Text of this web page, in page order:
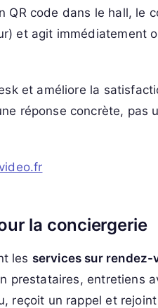
QR code dans le hall, le
et agit immédiatement
et améliore la
réponse concrète, pas
la conciergerie
les services sur rendez-
prestataires, entretiens
reçoit un rappel et